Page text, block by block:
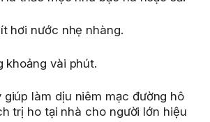
hơi nước nhẹ nhàng.
khoảng vài phút.
giúp làm dịu niêm mạc đường hô
trị ho tại nhà cho người lớn hiệu